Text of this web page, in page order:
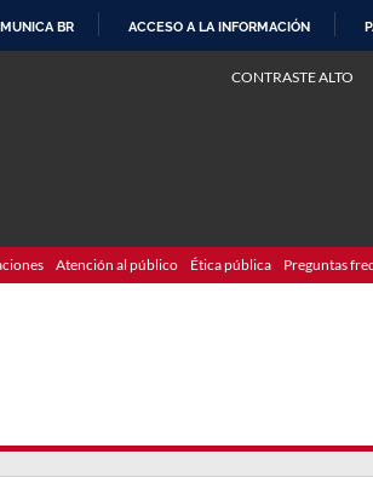
BR ACCESO A LA INFORMACIÓN
CONTRASTE ALTO
Atención al público Ética pública Preguntas